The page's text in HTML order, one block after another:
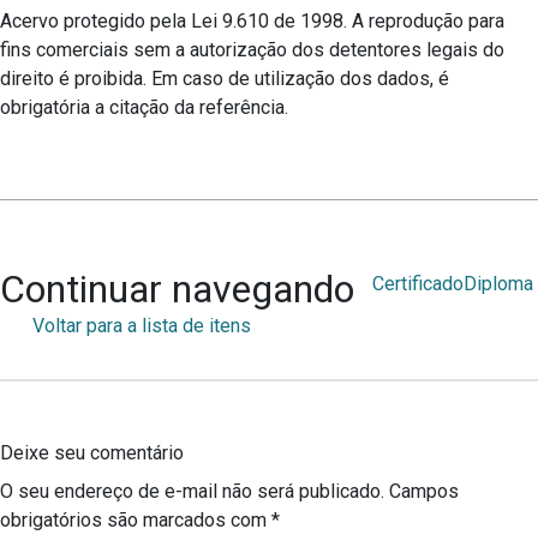
Acervo protegido pela Lei 9.610 de 1998. A reprodução para
fins comerciais sem a autorização dos detentores legais do
direito é proibida. Em caso de utilização dos dados, é
obrigatória a citação da referência.
Continuar navegando CertificadoDiploma
Voltar para a lista de itens
Deixe seu comentário
O seu endereço de e-mail não será publicado. Campos
obrigatórios são marcados com *